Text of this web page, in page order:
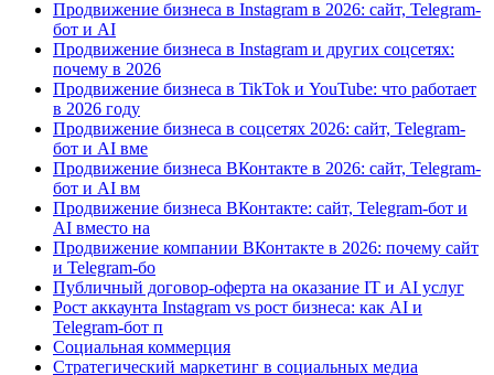
Продвижение бизнеса в Instagram в 2026: сайт, Telegram-
бот и AI
Продвижение бизнеса в Instagram и других соцсетях:
почему в 2026
Продвижение бизнеса в TikTok и YouTube: что работает
в 2026 году
Продвижение бизнеса в соцсетях 2026: сайт, Telegram-
бот и AI вме
Продвижение бизнеса ВКонтакте в 2026: сайт, Telegram-
бот и AI вм
Продвижение бизнеса ВКонтакте: сайт, Telegram-бот и
AI вместо на
Продвижение компании ВКонтакте в 2026: почему сайт
и Telegram-бо
Публичный договор-оферта на оказание IT и AI услуг
Рост аккаунта Instagram vs рост бизнеса: как AI и
Telegram-бот п
Социальная коммерция
Стратегический маркетинг в социальных медиа